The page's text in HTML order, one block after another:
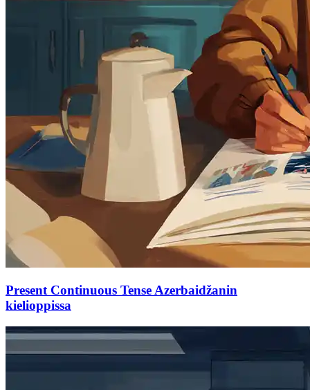
Present Continuous Tense Azerbaidžanin
kielioppissa